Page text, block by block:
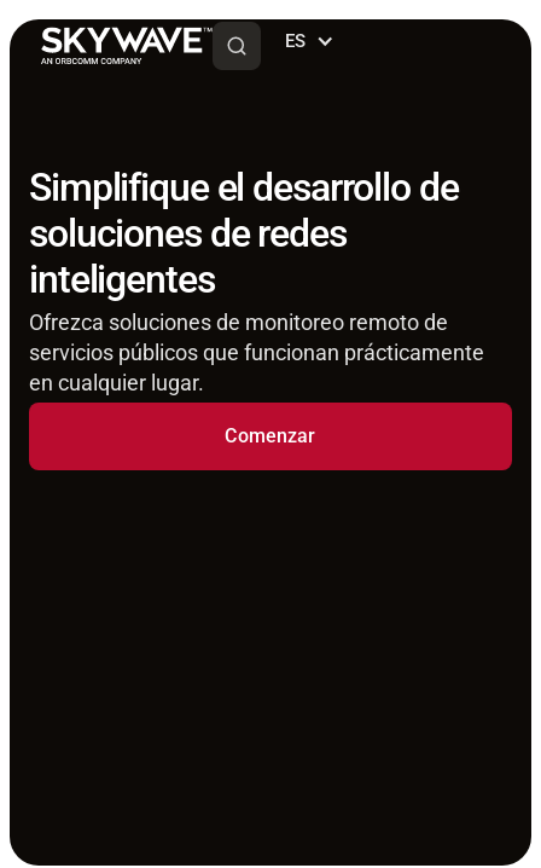
ES
Simplifique el desarrollo de
soluciones de redes
inteligentes
Ofrezca soluciones de monitoreo remoto de
servicios públicos que funcionan prácticamente
en cualquier lugar.
Comenzar